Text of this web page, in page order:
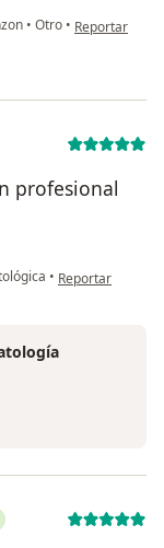
• Otro • en opinión del
Reportar
profesional
• en opinión del
Reportar